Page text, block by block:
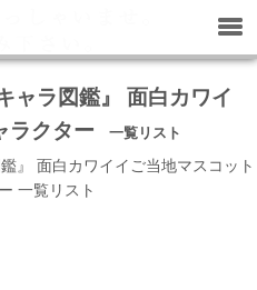
ャラ図鑑』 面白カワイ
ラクター
一覧リスト